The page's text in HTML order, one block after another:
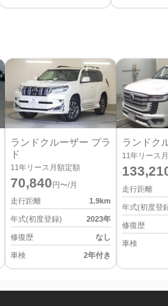
ランドクルーザー プラ
ド
11年リース月額定額
70,840 円〜/月
走行距離
1.9km
年式(初度登録) 2023年
修復歴 なし
車検 2年付き
ランドク
11年リース
走行距離
年式(初度登
修復歴
車検